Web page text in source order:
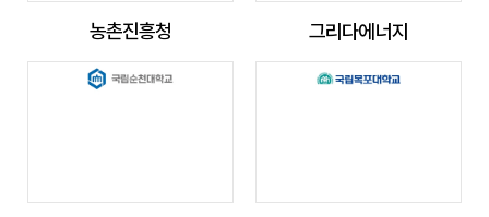
농촌진흥청 그리다에너지